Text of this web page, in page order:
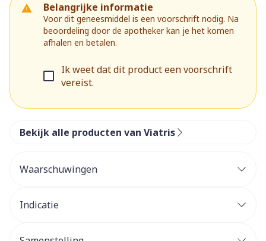
Belangrijke informatie
Voor dit geneesmiddel is een voorschrift nodig. Na
beoordeling door de apotheker kan je het komen
afhalen en betalen.
Ik weet dat dit product een voorschrift
vereist.
Bekijk alle producten van Viatris
Waarschuwingen
Indicatie